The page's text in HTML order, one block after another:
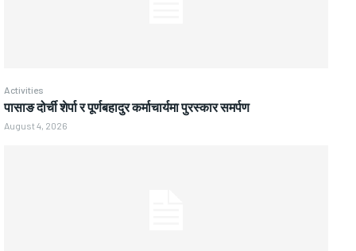
Activities
पासाङ दोर्ची शेर्पा र पूर्णबहादुर कर्माचार्यमा पुरस्कार समर्पण
August 4, 2026